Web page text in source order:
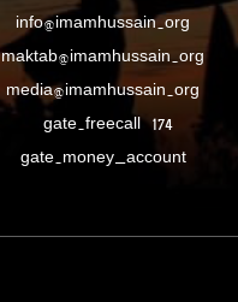
info@imamhussain.org
maktab@imamhussain.org
media@imamhussain.org
gate.freecall 174
gate.money_account